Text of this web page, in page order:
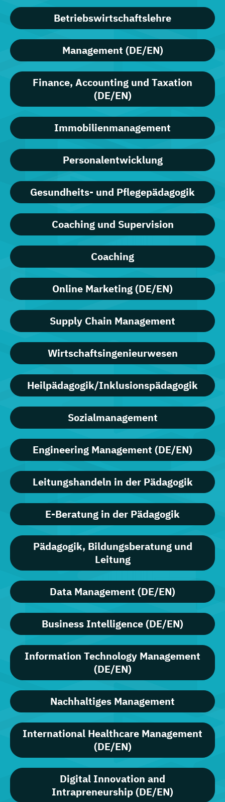
Betriebswirtschaftslehre
Management (DE/EN)
Finance, Accounting und Taxation
(DE/EN)
Immobilienmanagement
Personalentwicklung
Gesundheits- und Pflegepädagogik
Coaching und Supervision
Coaching
Online Marketing (DE/EN)
Supply Chain Management
Wirtschaftsingenieurwesen
Heilpädagogik/Inklusionspädagogik
Sozialmanagement
Engineering Management (DE/EN)
Leitungshandeln in der Pädagogik
E-Beratung in der Pädagogik
Pädagogik, Bildungsberatung und
Leitung
Data Management (DE/EN)
Business Intelligence (DE/EN)
Information Technology Management
(DE/EN)
Nachhaltiges Management
International Healthcare Management
(DE/EN)
Digital Innovation and
Intrapreneurship (DE/EN)